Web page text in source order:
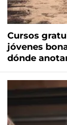
Cursos
jóvenes
dónde